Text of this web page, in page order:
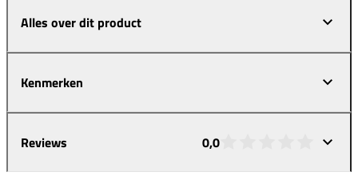
Alles over dit product
Kenmerken
Reviews 0,0